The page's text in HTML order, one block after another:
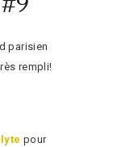
parisien
rempli!
pour